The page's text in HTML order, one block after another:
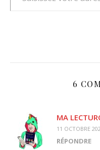
6
MA
11 OCTOBRE
RÉPONDRE